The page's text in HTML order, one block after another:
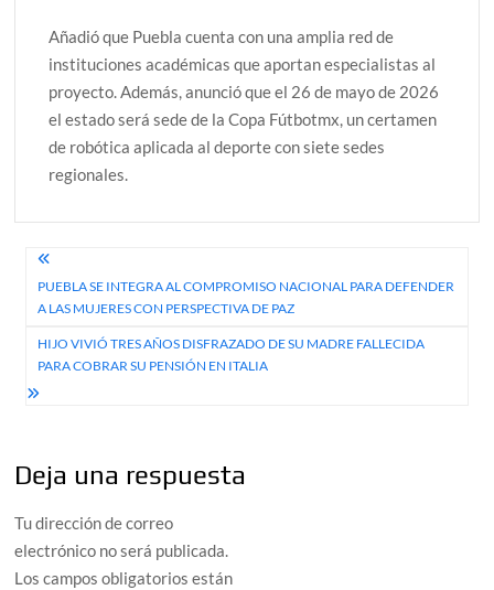
Añadió que Puebla cuenta con una amplia red de
instituciones académicas que aportan especialistas al
proyecto. Además, anunció que el 26 de mayo de 2026
el estado será sede de la Copa Fútbotmx, un certamen
de robótica aplicada al deporte con siete sedes
regionales.
Navegación
de
entradas
PUEBLA SE INTEGRA AL COMPROMISO NACIONAL PARA DEFENDER
A LAS MUJERES CON PERSPECTIVA DE PAZ
HIJO VIVIÓ TRES AÑOS DISFRAZADO DE SU MADRE FALLECIDA
PARA COBRAR SU PENSIÓN EN ITALIA
Deja una respuesta
Tu dirección de correo
electrónico no será publicada.
Los campos obligatorios están